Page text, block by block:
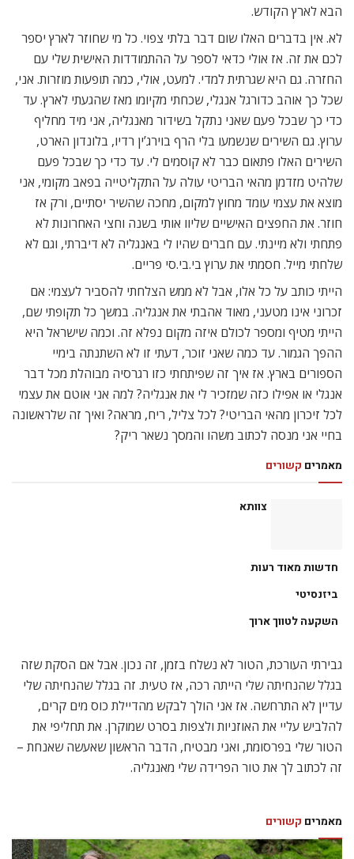
הבא לארץ הקודש.
לא. אין בדברים האלו שום דבר בלתי צפוי. כל מי שחוזר לארץ יספר
לכם את זה. אז אולי כדאי לספר על ההתמודדות האישית שלי עם
החזרה. גם היא שגרתית למדי. למעט, אולי, כמה תופעות מוזרות. אני,
שכל כך אוהב כדורגל אנגלי, שכחתי מקיומו מאז שהגעתי לארץ. עד
כדי כך שבכל פעם שאני נתקל בשידור מאנגליה, אני מיד מחליף
ערוץ. גם השירים שנשמעו בלי הרף בוירג’ין רדיו, בלונדון הארט,
השירים האלו פתאום כבר לא קוסמים לי. עד כדי כך שבכל פעם
שלהיט מזדמן מהאי הבריטי עולה על התקליטייה בפאב מקומי, אני
מוצא את עצמי עומד מחוץ למקום, מחכה שהשיר יסתיים, ורק אז
חוזר. את החפצים האישיים שליוו אותי בשנה וחצי האחרונות לא
פתחתי ולא מיינתי. עם חברים שהיו לי באנגליה לא דיברתי, וגם לא
שלחתי מייל. חסמתי את ערוץ בי.בי.סי פריים.
הייתי כותב על כל אלו, אבל לא ממש הצלחתי להסביר לעצמי: אם
זכרוני אינו מטעני, מאוד אהבתי את אנגליה. במשך כל תקופתי שם,
הייתי מטיף ומספר לכולם איזה מקום נפלא זה. וכמה שישראל היא
ההפך הגמור. עד כמה שאני זוכר, דעתי זו לא השתנתה בימיי
הספורים בארץ. אז איך זה שפיתחתי כזו רגרסיה מבוהלת מכל דבר
אנגלי או אפילו כזה שמזכיר לי את אנגליה? למה אני אוטם את עצמי
לכל זיכרון מהאי הבריטי? לכל צליל, ריח, מראה? ואיך זה שלראשונה
בחיי אני מנסה לכתוב משהו והמסך נשאר ריק?
מאמרים קשורים
צוותא
חדשות מאוד רעות
ביזנסיטי
השקעה לטווך ארוך
גבירתי העורכת, הטור לא נשלח בזמן, זה נכון. אבל אם הסקת שזה
בגלל שהנחיתה שלי הייתה רכה, אז טעית. זה בגלל שהנחיתה שלי
עדיין לא התרחשה. אז אני הולך לבקש מהדיילת כוס מים קרים,
להלביש עליי את האוזניות ולצפות בסרט שמוקרן. את תחליפי את
הטור שלי בפרסומת, ואני מבטיח, הדבר הראשון שאעשה שאנחת –
זה לכתוב לך את טור הפרידה שלי מאנגליה.
מאמרים קשורים